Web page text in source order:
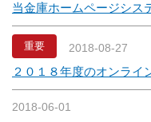
当金庫ホームページシス
重要 2018-08-27
２０１８年度のオンライ
2018-06-01